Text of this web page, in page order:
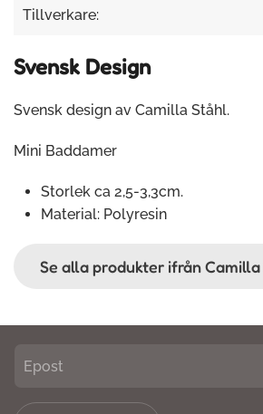
Tillverkare:
Svensk Design
Svensk design av Camilla Ståhl.
Mini Baddamer
Storlek ca 2,5-3,3cm.
Material: Polyresin
Se alla produkter ifrån